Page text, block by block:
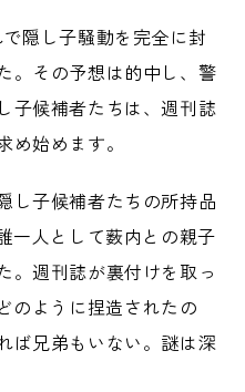
隠し子騒動を完全に封
。その予想は的中し、警
子候補者たちは、週刊誌
め始めます。
し子候補者たちの所持品
一人として薮内との親子
。週刊誌が裏付けを取っ
のように捏造されたの
ば兄弟もいない。謎は深